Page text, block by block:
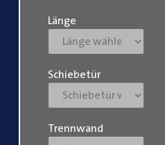
Länge
Schiebetür
Trennwand